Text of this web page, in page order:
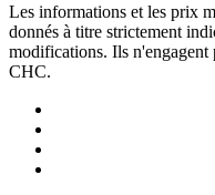
Les informations et les prix
donnés à titre strictement
modifications. Ils n'engagent
CHC.